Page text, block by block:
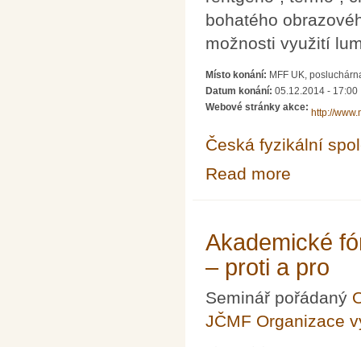
bohatého
možnosti využití
Místo konání: MFF UK,
Datum konání: 05.12.2014 - 17:00
Webové stránky akce:
http://
Česká fyzikální
Read more
Akademické
– proti a pro
Seminář pořádaný
JČMF Organizace